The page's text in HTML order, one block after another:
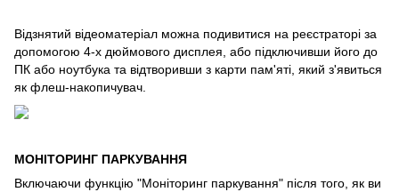
Відзнятий відеоматеріал можна подивитися на реєстраторі за
допомогою 4-х дюймового дисплея, або підключивши його до
ПК або ноутбука та відтворивши з карти пам'яті, який з'явиться
як флеш-накопичувач.
МОНІТОРИНГ ПАРКУВАННЯ
Включаючи функцію "Моніторинг паркування" після того, як ви